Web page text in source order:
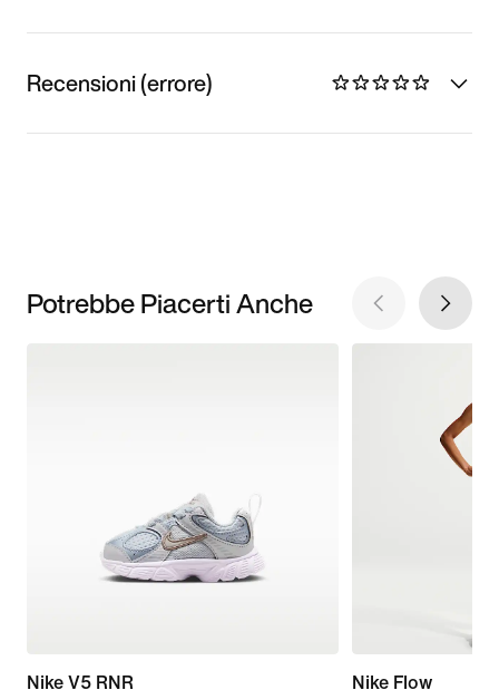
Recensioni (errore)
Potrebbe Piacerti Anche
Nike V5 RNR Nike Flow